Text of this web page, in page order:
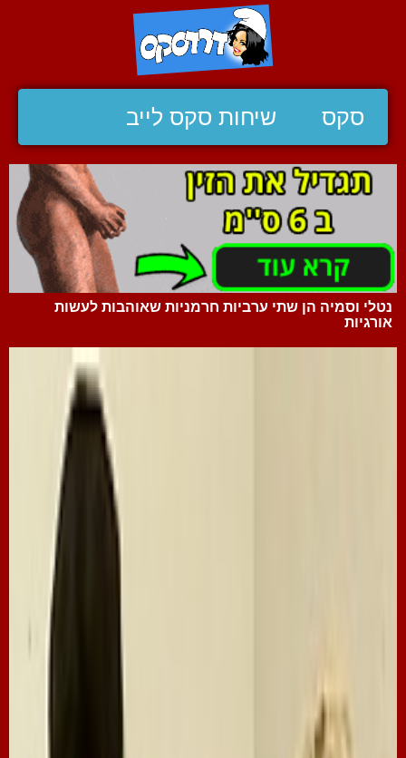
סקס שיחות סקס לייב
נטלי וסמיה הן שתי ערביות חרמניות שאוהבות לעשות
אורגיות